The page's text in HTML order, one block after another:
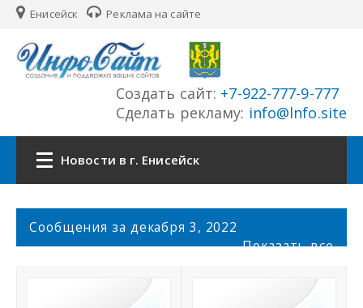
Енисейск Реклама на сайте
Создать сайт: +7-922-777-9-777
Сделать рекламу: info@lnfo.site
Новости в г. Енисейск
Главная
Сообщения за декабря 3, 2022
Показать все